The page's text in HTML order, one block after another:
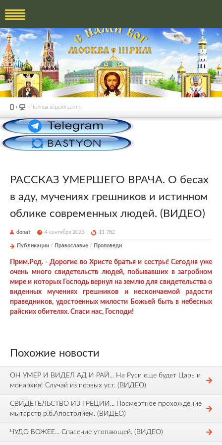
Полная версия сайта
РАССКАЗ УМЕРШЕГО ВРАЧА. О бесах
в аду, мучениях грешников и истинном
облике современных людей. (ВИДЕО)
donat 4 сентября 2025 11 782
Публикации / Православие / Проповеди
Прим.Ред. - Дорогие во Христе братья и сестры! Сегодня уже
очень много свидетельств людей, побывавших в загробном
мире и которых Господь вернул на землю для свидетельства о
виденных мучениях грешников и нескончаемой радости
праведников, удостоенных милости Божьей быть в небесных
райских обителях. Спаси нас, Господи!
Похожие новости
ОН УМЕР И ВИДЕЛ АД И РАЙ... На Руси еще будет Царь и
монархия! Случай из первых уст. (ВИДЕО)
СВИДЕТЕЛЬСТВО ИЗ ГРЕЦИИ... Посмертное прохождение
мытарств р.б.Апостолием. (ВИДЕО)
ЧУДО БОЖЕЕ... Спасение утопающей. (ВИДЕО)